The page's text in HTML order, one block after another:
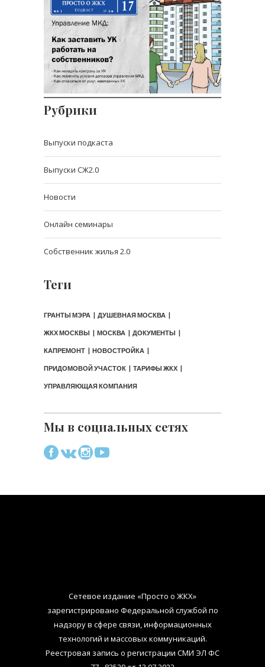
Выпуск 17: Как заставить
УК работать на
собственников
Рубрики
Выпуски подкаста
Выпуски СЖ2.0
Новости
Онлайн семинары
Собственник жилья 2.0
Теги
ГРАНТЫ МЭРА ДУШЕВНАЯ МОСКВА
ЖКХ МОСКВЫ МОСКВА ДОКУМЕНТЫ
КАПРЕМОНТ НОВОСТРОЙКА
ПРИДОМОВОЙ УЧАСТОК ТАРИФЫ ЖКХ
УПРАВЛЯЮЩАЯ КОМПАНИЯ
Мы в социальных сетях
Сетевое издание «Просто о ЖКХ»
зарегистрировано Федеральной службой по
надзору в сфере связи, информационных
технологий и массовых коммуникаций.
Реестровая запись о регистрации СМИ ЭЛ ФС